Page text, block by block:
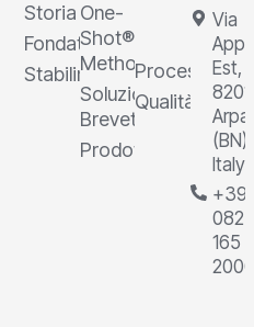
Storia
Fondatore
Stabilimenti
One-
Shot®
Method
Soluzioni
Brevettate
Prodotti
Processi
Qualità
Via
Appia
Est, 1,
82011
Arpaia
(BN),
Italy
+39
0823
165
2000